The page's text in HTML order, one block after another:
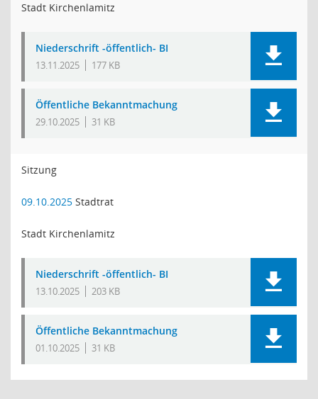
Stadt Kirchenlamitz
Niederschrift -öffentlich- BI
13.11.2025 177 KB
Öffentliche Bekanntmachung
29.10.2025 31 KB
Sitzung
09.10.2025 Stadtrat
Stadt Kirchenlamitz
Niederschrift -öffentlich- BI
13.10.2025 203 KB
Öffentliche Bekanntmachung
01.10.2025 31 KB